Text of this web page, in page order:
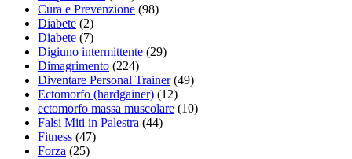
Cura e Prevenzione (98)
Diabete (2)
Diabete (7)
Digiuno intermittente (29)
Dimagrimento (224)
Diventare Personal Trainer(49)
Ectomorfo (hardgainer) (12)
ectomorfo massa muscolare (10)
Falsi Miti in Palestra (44)
Fitness (47)
Forza (25)